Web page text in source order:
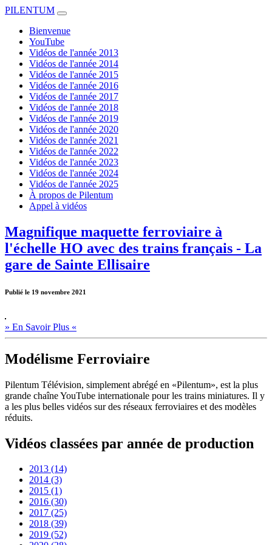
PILENTUM
Bienvenue
YouTube
Vidéos de l'année 2013
Vidéos de l'année 2014
Vidéos de l'année 2015
Vidéos de l'année 2016
Vidéos de l'année 2017
Vidéos de l'année 2018
Vidéos de l'année 2019
Vidéos de l'année 2020
Vidéos de l'année 2021
Vidéos de l'année 2022
Vidéos de l'année 2023
Vidéos de l'année 2024
Vidéos de l'année 2025
À propos de Pilentum
Appel à vidéos
Magnifique maquette ferroviaire à
l'échelle HO avec des trains français - La
gare de Sainte Ellisaire
Publié le 19 novembre 2021
» En Savoir Plus «
Modélisme Ferroviaire
Pilentum Télévision, simplement abrégé en «Pilentum», est la plus
grande chaîne YouTube internationale pour les trains miniatures. Il y
a les plus belles vidéos sur des réseaux ferroviaires et des modèles
réduits.
Vidéos classées par année de production
2013 (14)
2014 (3)
2015 (1)
2016 (30)
2017 (25)
2018 (39)
2019 (52)